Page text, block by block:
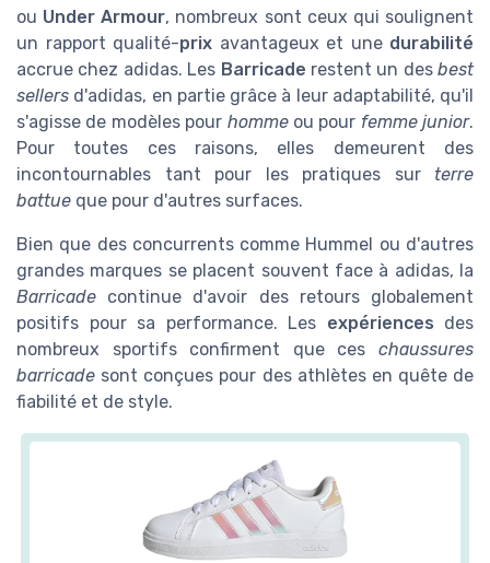
ou Under Armour, nombreux sont ceux qui soulignent
un rapport qualité-prix avantageux et une durabilité
accrue chez adidas. Les Barricade restent un des best
sellers d'adidas, en partie grâce à leur adaptabilité, qu'il
s'agisse de modèles pour hommeou pour femme junior.
Pour toutes ces raisons, elles demeurent des
incontournables tant pour les pratiques sur terre
battue que pour d'autres surfaces.
Bien que des concurrents comme Hummel ou d'autres
grandes marques se placent souvent face à adidas, la
Barricade continue d'avoir des retours globalement
positifs pour sa performance. Les expériences des
nombreux sportifs confirment que ces chaussures
barricade sont conçues pour des athlètes en quête de
fiabilité et de style.